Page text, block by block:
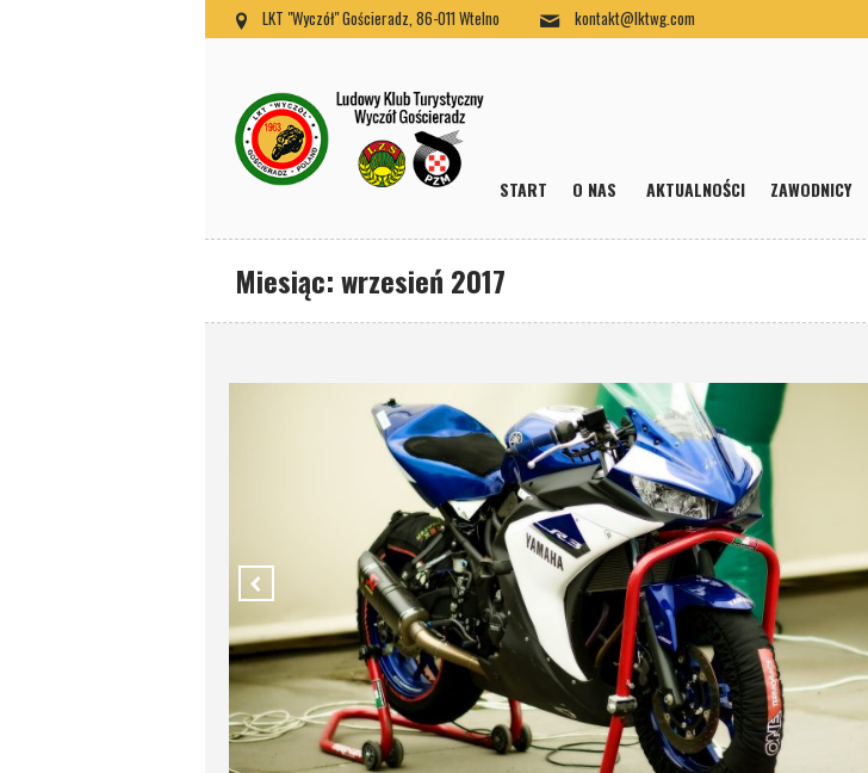
LKT "Wyczół" Gościeradz, 86-011 Wtelno kontakt@lktwg.com
START O NAS AKTUALNOŚCI ZAWODNICY
Miesiąc:wrzesień 2017